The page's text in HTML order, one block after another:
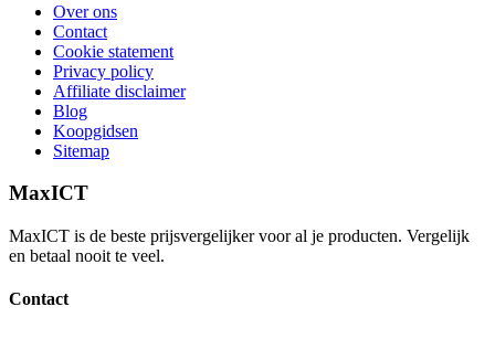
Over ons
Contact
Cookie statement
Privacy policy
Affiliate disclaimer
Blog
Koopgidsen
Sitemap
MaxICT
MaxICT is de beste prijsvergelijker voor al je producten. Vergelijk
en betaal nooit te veel.
Contact